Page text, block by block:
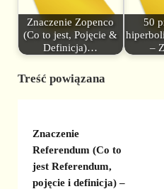
Znaczenie Zopenco
(Co to jest, Pojęcie &
Definicja)…
50
–
Treść powiązana
Znaczenie
Referendum (Co to
jest Referendum,
pojęcie i definicja) –